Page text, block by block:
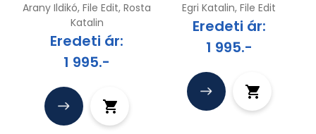
Arany Ildikó, File Edit, Rosta
Katalin
Eredeti ár:
1 995.-
Egri Katalin, File Edit
Eredeti ár:
1 995.-